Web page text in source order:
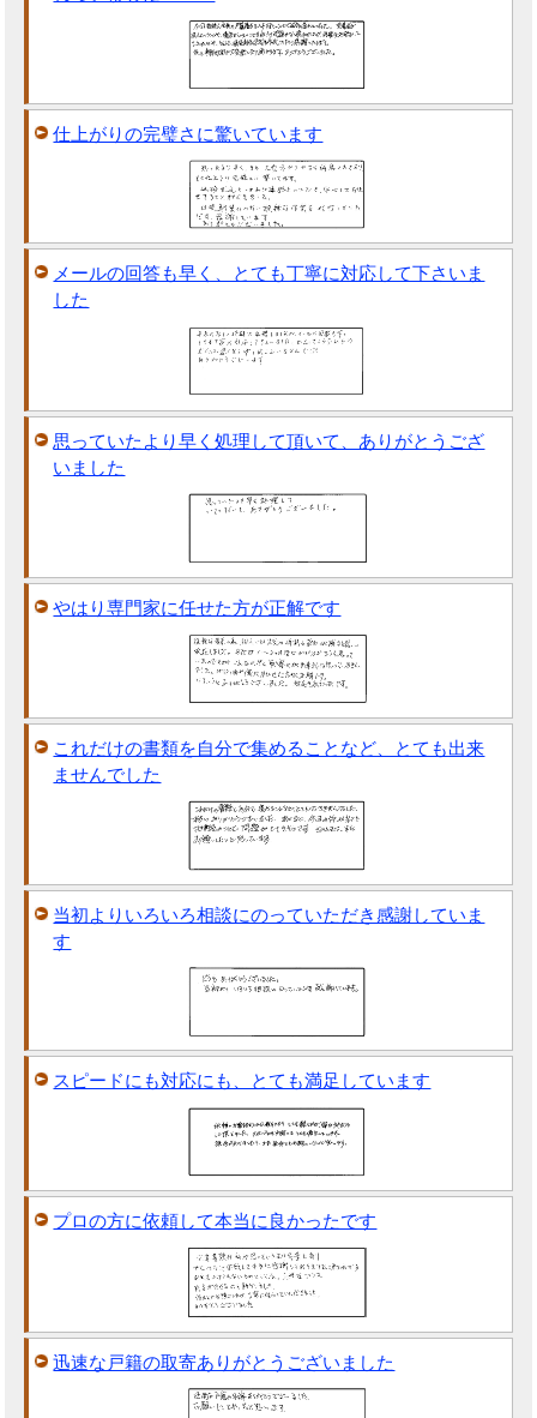
仕上がりの完璧さに驚いています
メールの回答も早く、とても丁寧に対応して下さいま
した
思っていたより早く処理して頂いて、ありがとうござ
いました
やはり専門家に任せた方が正解です
これだけの書類を自分で集めることなど、とても出来
ませんでした
当初よりいろいろ相談にのっていただき感謝していま
す
スピードにも対応にも、とても満足しています
プロの方に依頼して本当に良かったです
迅速な戸籍の取寄ありがとうございました